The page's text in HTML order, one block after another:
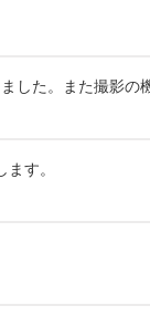
た。また撮影の
す。